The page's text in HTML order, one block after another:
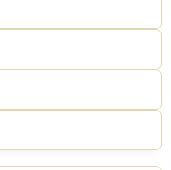
to jsou základy úspěchu